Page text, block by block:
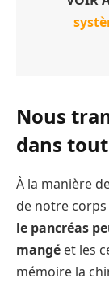
Nous
dans
À la manière
de notre
le pancréas
mangé et les
mémoire la